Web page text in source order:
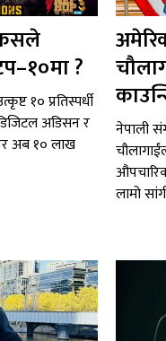
कसले
?
१० प्रतिस्पर्धी
अडिसन र
अब १० लाख
नेपाली
लामो